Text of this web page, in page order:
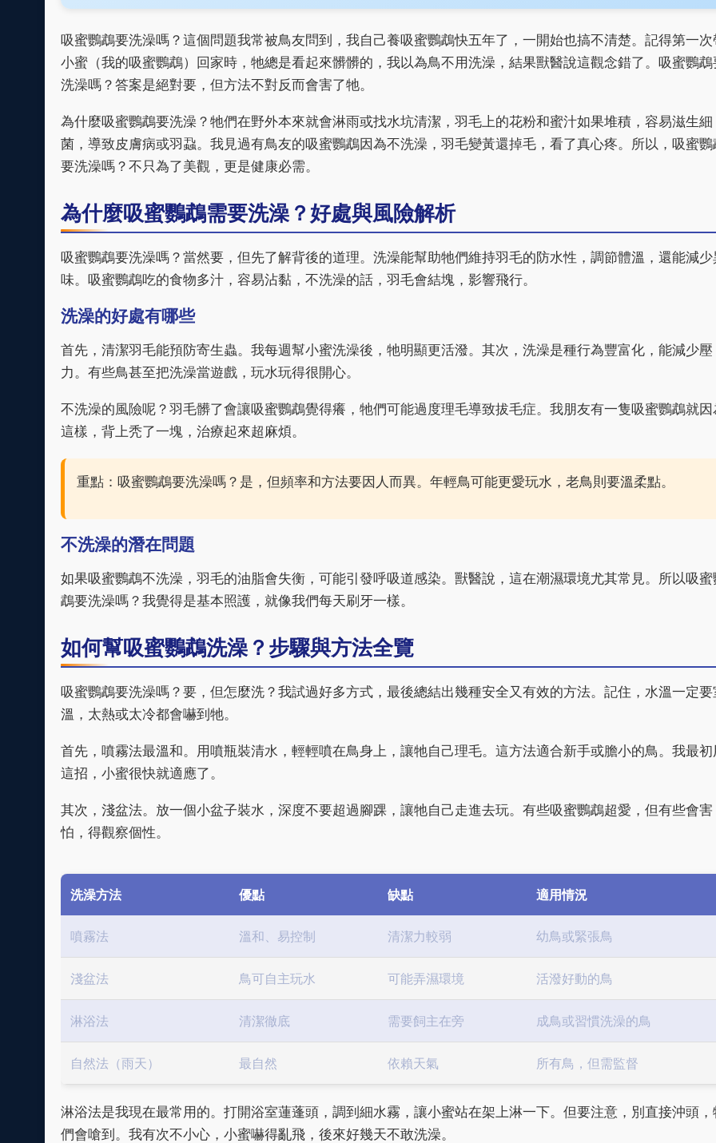
吸蜜鸚鵡要洗澡嗎？這個問題我常被鳥友問到，我自己養吸蜜鸚鵡快五年了，一開始也搞不清楚。記得第一次
小蜜（我的吸蜜鸚鵡）回家時，牠總是看起來髒髒的，我以為鳥不用洗澡，結果獸醫說這觀念錯了。吸蜜鸚鵡
洗澡嗎？答案是絕對要，但方法不對反而會害了牠。
為什麼吸蜜鸚鵡要洗澡？牠們在野外本來就會淋雨或找水坑清潔，羽毛上的花粉和蜜汁如果堆積，容易滋生細
菌，導致皮膚病或羽蝨。我見過有鳥友的吸蜜鸚鵡因為不洗澡，羽毛變黃還掉毛，看了真心疼。所以，吸蜜鸚
要洗澡嗎？不只為了美觀，更是健康必需。
為什麼吸蜜鸚鵡需要洗澡？好處與風險解析
吸蜜鸚鵡要洗澡嗎？當然要，但先了解背後的道理。洗澡能幫助牠們維持羽毛的防水性，調節體溫，還能減少
味。吸蜜鸚鵡吃的食物多汁，容易沾黏，不洗澡的話，羽毛會結塊，影響飛行。
洗澡的好處有哪些
首先，清潔羽毛能預防寄生蟲。我每週幫小蜜洗澡後，牠明顯更活潑。其次，洗澡是種行為豐富化，能減少壓
力。有些鳥甚至把洗澡當遊戲，玩水玩得很開心。
不洗澡的風險呢？羽毛髒了會讓吸蜜鸚鵡覺得癢，牠們可能過度理毛導致拔毛症。我朋友有一隻吸蜜鸚鵡就因
這樣，背上秃了一塊，治療起來超麻煩。
重點：吸蜜鸚鵡要洗澡嗎？是，但頻率和方法要因人而異。年輕鳥可能更愛玩水，老鳥則要溫柔點。
不洗澡的潛在問題
如果吸蜜鸚鵡不洗澡，羽毛的油脂會失衡，可能引發呼吸道感染。獸醫說，這在潮濕環境尤其常見。所以吸蜜
鵡要洗澡嗎？我覺得是基本照護，就像我們每天刷牙一樣。
如何幫吸蜜鸚鵡洗澡？步驟與方法全覽
吸蜜鸚鵡要洗澡嗎？要，但怎麼洗？我試過好多方式，最後總結出幾種安全又有效的方法。記住，水溫一定要
溫，太熱或太冷都會嚇到牠。
首先，噴霧法最溫和。用噴瓶裝清水，輕輕噴在鳥身上，讓牠自己理毛。這方法適合新手或膽小的鳥。我最初
這招，小蜜很快就適應了。
其次，淺盆法。放一個小盆子裝水，深度不要超過腳踝，讓牠自己走進去玩。有些吸蜜鸚鵡超愛，但有些會害
怕，得觀察個性。
洗澡方法 優點 缺點 適用情況
噴霧法 溫和、易控制 清潔力較弱 幼鳥或緊張鳥
淺盆法 鳥可自主玩水 可能弄濕環境 活潑好動的鳥
淋浴法 清潔徹底 需要飼主在旁 成鳥或習慣洗澡的鳥
自然法（雨天） 最自然 依賴天氣 所有鳥，但需監督
淋浴法是我現在最常用的。打開浴室蓮蓬頭，調到細水霧，讓小蜜站在架上淋一下。但要注意，別直接沖頭，
們會嗆到。我有次不小心，小蜜嚇得亂飛，後來好幾天不敢洗澡。